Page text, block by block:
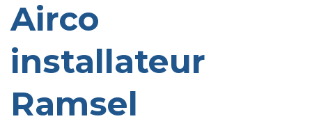
Airco
installateur
Ramsel